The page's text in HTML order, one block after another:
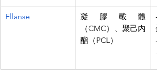
Ellanse​
凝膠載體
（CMC）、聚己內
酯（PCL）